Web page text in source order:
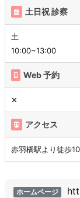
土日祝 診察
土
10:00~13:00
Web 予約
✕
アクセス
赤羽橋駅より徒歩
ホームページ